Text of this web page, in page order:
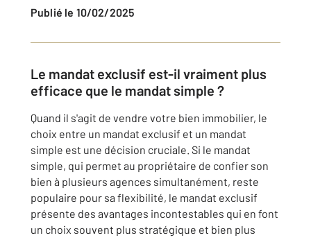
Publié le 10/02/2025
Le mandat exclusif est-il vraiment plus
efficace que le mandat simple ?
Quand il s'agit de vendre votre bien immobilier, le
choix entre un mandat exclusif et un mandat
simple est une décision cruciale. Si le mandat
simple, qui permet au propriétaire de confier son
bien à plusieurs agences simultanément, reste
populaire pour sa flexibilité, le mandat exclusif
présente des avantages incontestables qui en font
un choix souvent plus stratégique et bien plus